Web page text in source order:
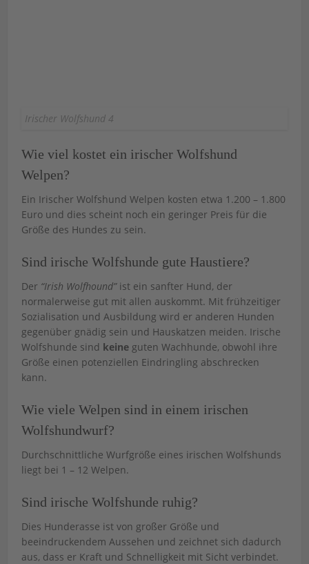
Irischer Wolfshund 4
Wie viel kostet ein irischer Wolfshund
Welpen?
Ein Irischer Wolfshund Welpen kosten etwa 1.200 – 1.800
Euro und dies scheint noch ein geringer Preis für die
Größe des Hundes zu sein.
Sind irische Wolfshunde gute Haustiere?
Der “Irish Wolfhound”ist ein sanfter Hund, der
normalerweise gut mit allen auskommt. Mit frühzeitiger
Sozialisation und Ausbildung wird er anderen Hunden
gegenüber gnädig sein und Hauskatzen meiden. Irische
Wolfshunde sind keine guten Wachhunde, obwohl ihre
Größe einen potenziellen Eindringling abschrecken
kann.
Wie viele Welpen sind in einem irischen
Wolfshundwurf?
Durchschnittliche Wurfgröße eines irischen Wolfshunds
liegt bei 1 – 12 Welpen.
Sind irische Wolfshunde ruhig?
Dies Hunderasse ist von großer Größe und
beeindruckendem Aussehen und zeichnet sich dadurch
aus, dass er Kraft und Schnelligkeit mit Sicht verbindet.